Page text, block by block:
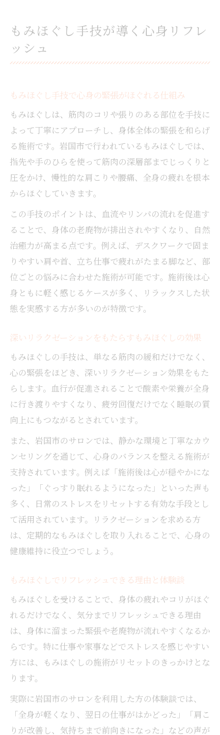
もみほぐし手技が導く心身リフレ
ッシュ
もみほぐし手技で心身の緊張がほぐれる仕組み
もみほぐしは、筋肉のコリや張りのある部位を手技に
よって丁寧にアプローチし、身体全体の緊張を和らげ
る施術です。岩国市で行われているもみほぐしでは、
指先や手のひらを使って筋肉の深層部までじっくりと
圧をかけ、慢性的な肩こりや腰痛、全身の疲れを根本
からほぐしていきます。
この手技のポイントは、血流やリンパの流れを促進す
ることで、身体の老廃物が排出されやすくなり、自然
治癒力が高まる点です。例えば、デスクワークで固ま
りやすい肩や首、立ち仕事で疲れがたまる脚など、部
位ごとの悩みに合わせた施術が可能です。施術後は心
身ともに軽く感じるケースが多く、リラックスした状
態を実感する方が多いのが特徴です。
深いリラクゼーションをもたらすもみほぐしの効果
もみほぐしの手技は、単なる筋肉の緩和だけでなく、
心の緊張をほどき、深いリラクゼーション効果をもた
らします。血行が促進されることで酸素や栄養が全身
に行き渡りやすくなり、疲労回復だけでなく睡眠の質
向上にもつながるとされています。
また、岩国市のサロンでは、静かな環境と丁寧なカウ
ンセリングを通じて、心身のバランスを整える施術が
支持されています。例えば「施術後は心が穏やかにな
った」「ぐっすり眠れるようになった」といった声も
多く、日常のストレスをリセットする有効な手段とし
て活用されています。リラクゼーションを求める方
は、定期的なもみほぐしを取り入れることで、心身の
健康維持に役立つでしょう。
もみほぐしでリフレッシュできる理由と体験談
もみほぐしを受けることで、身体の疲れやコリがほぐ
れるだけでなく、気分までリフレッシュできる理由
は、身体に溜まった緊張や老廃物が流れやすくなるか
らです。特に仕事や家事などでストレスを感じやすい
方には、もみほぐしの施術がリセットのきっかけとな
ります。
実際に岩国市のサロンを利用した方の体験談では、
「全身が軽くなり、翌日の仕事がはかどった」「肩こ
りが改善し、気持ちまで前向きになった」などの声が